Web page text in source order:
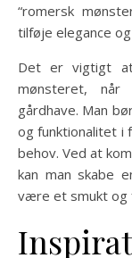
“romersk
tilføje elegance
Det er vigtigt
mønsteret,
gårdhave. Man
og funktionalitet i
behov. Ved at
kan man skabe
være et smukt og